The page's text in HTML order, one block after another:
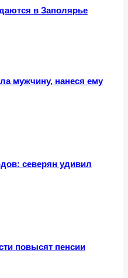
в Заполярье
мужчину, нанеся ему
северян удивил
повысят пенсии